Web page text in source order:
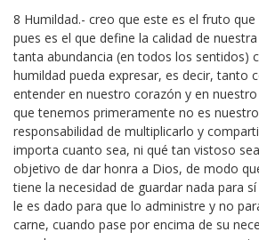
8 Humildad.- creo que este es el fruto
pues es el que define la calidad de
tanta abundancia (en todos los sentidos)
humildad pueda expresar, es decir, tanto
entender en nuestro corazón y en
que tenemos primeramente no es
responsabilidad de multiplicarlo y
importa cuanto sea, ni qué tan vistoso
objetivo de dar honra a Dios, de modo
tiene la necesidad de guardar nada para
le es dado para que lo administre y no
carne, cuando pase por encima de su